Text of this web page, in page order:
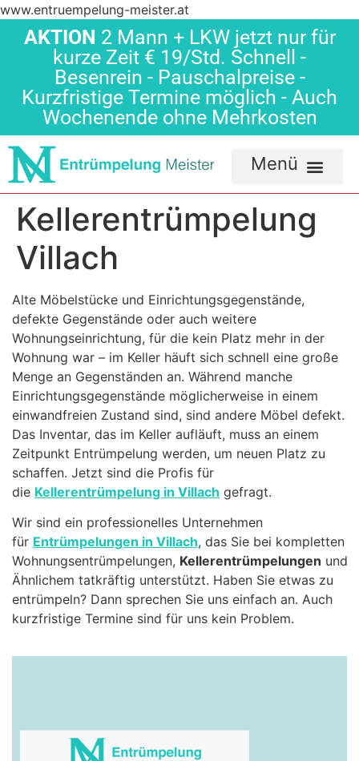
www.entruempelung-meister.at
AKTION 2 Mann + LKW jetzt nur für
kurze Zeit € 19/Std. Schnell -
Besenrein - Pauschalpreise -
Kurzfristige Termine möglich - Auch
Wochenende ohne Mehrkosten
Kellerentrümpelung
Villach
Alte Möbelstücke und Einrichtungsgegenstände,
defekte Gegenstände oder auch weitere
Wohnungseinrichtung, für die kein Platz mehr in der
Wohnung war – im Keller häuft sich schnell eine große
Menge an Gegenständen an. Während manche
Einrichtungsgegenstände möglicherweise in einem
einwandfreien Zustand sind, sind andere Möbel defekt.
Das Inventar, das im Keller aufläuft, muss an einem
Zeitpunkt Entrümpelung werden, um neuen Platz zu
schaffen. Jetzt sind die Profis für
die Kellerentrümpelung in Villach gefragt.
Wir sind ein professionelles Unternehmen
für Entrümpelungen in Villach, das Sie bei kompletten
Wohnungsentrümpelungen, Kellerentrümpelungen und
Ähnlichem tatkräftig unterstützt. Haben Sie etwas zu
entrümpeln? Dann sprechen Sie uns einfach an. Auch
kurzfristige Termine sind für uns kein Problem.